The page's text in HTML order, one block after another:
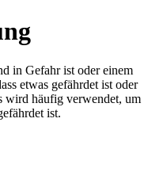
in Gefahr ist oder einem
etwas gefährdet ist oder
wird häufig verwendet, um
ist.